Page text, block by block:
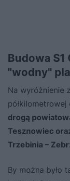
Budowa
"wodny"
Na wyróżnienie
półkilometrowej
drogą
Tesznowiec
Trzebinia –
By można było